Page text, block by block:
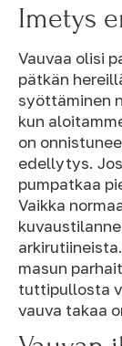
Imetys
Vauvaa olisi
pätkän
syöttäminen
kun
on
edellytys.
pumpatkaa
Vaikka
masun
tuttipullosta
vauva takaa